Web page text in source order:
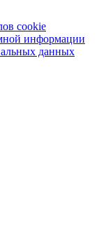
cookie
информации
данных